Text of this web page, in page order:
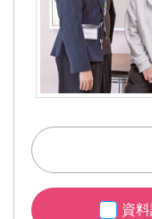
資